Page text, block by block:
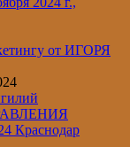
от ИГОРЯ
Краснодар